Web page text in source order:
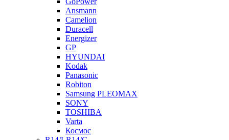
Ansmann
Camelion
Duracell
Energizer
GP
HYUNDAI
Kodak
Panasonic
Robiton
Samsung PLEOMAX
SONY
TOSHIBA
Varta
Космос